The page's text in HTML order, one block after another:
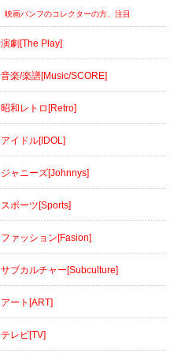
映画パンフのコレクターの方、注目
演劇[The Play]
音楽/楽譜[Music/SCORE]
昭和レトロ[Retro]
アイドル[IDOL]
ジャニーズ[Johnnys]
スポーツ[Sports]
ファッション[Fasion]
サブカルチャー[Subculture]
アート[ART]
テレビ[TV]